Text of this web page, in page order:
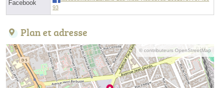
Facebook
93
Plan et adresse
© contributeurs OpenStreetMap